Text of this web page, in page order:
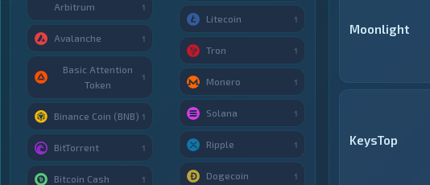
Moonlight
KeysTop
Arbitrum 1
Avalanche 1
Basic Attention
Token
1
Binance Coin (BNB) 1
BitTorrent 1
Bitcoin Cash 1
Litecoin 1
Tron 1
Monero 1
Solana 1
Ripple 1
Dogecoin 1